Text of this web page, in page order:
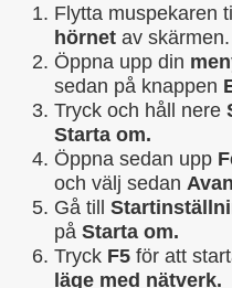
Flytta muspekaren
hörnet av skärmen.
Öppna upp din
sedan på knappen
Tryck och håll nere
Starta om.
Öppna sedan upp
och välj sedan
Gå till
på Starta om.
Tryck F5 för att
läge med nätverk.